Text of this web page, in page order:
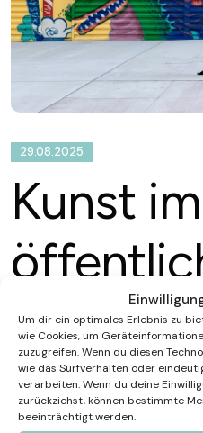
Um dir ein optimales Erlebnis zu
wie Cookies, um
zuzugreifen. Wenn du diesen
wie das Surfverhalten oder
verarbeiten. Wenn du deine
zurückziehst, können bestimmte
beeinträchtigt werden.
29.08.2025
Kunst im
Raum im